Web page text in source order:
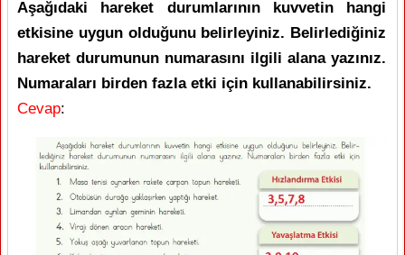
Aşağıdaki hareket durumlarının kuvvetin hangi
etkisine uygun olduğunu belirleyiniz. Belirlediğiniz
hareket durumunun numarasını ilgili alana yazınız.
Numaraları birden fazla etki için kullanabilirsiniz.
Cevap: